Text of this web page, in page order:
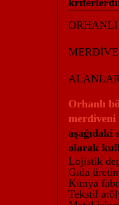
Orhanlı
merdiveni
aşağıdaki
olarak
Lojistik
Gıda
Kimya
Tekstil